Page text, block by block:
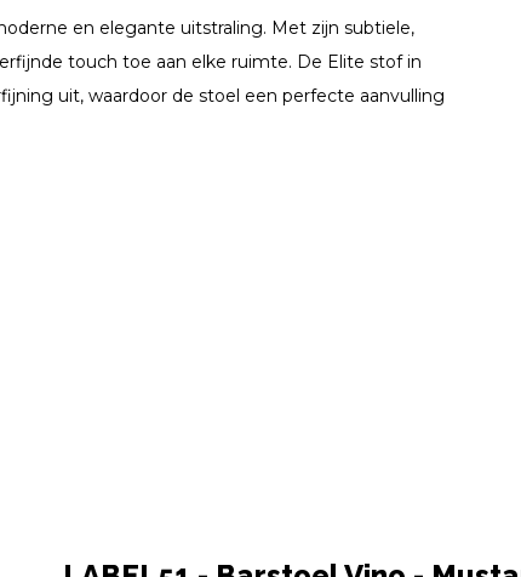
en elegante uitstraling. Met zijn subtiele,
touch toe aan elke ruimte. De Elite stof in
uit, waardoor de stoel een perfecte aanvulling